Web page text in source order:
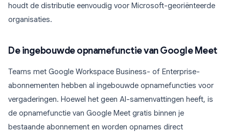
houdt de distributie eenvoudig voor Microsoft-georiënteerde
organisaties.
De ingebouwde opnamefunctie van Google Meet
Teams met Google Workspace Business- of Enterprise-
abonnementen hebben al ingebouwde opnamefuncties voor
vergaderingen. Hoewel het geen AI-samenvattingen heeft, is
de opnamefunctie van Google Meet gratis binnen je
bestaande abonnement en worden opnames direct